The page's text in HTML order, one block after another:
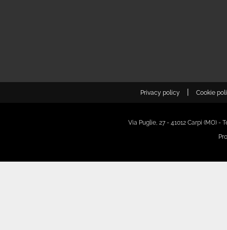
Privacy policy Cookie
Via Puglie, 27 - 41012 Carpi (MO) -